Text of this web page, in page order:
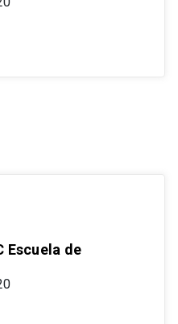
Escuela de